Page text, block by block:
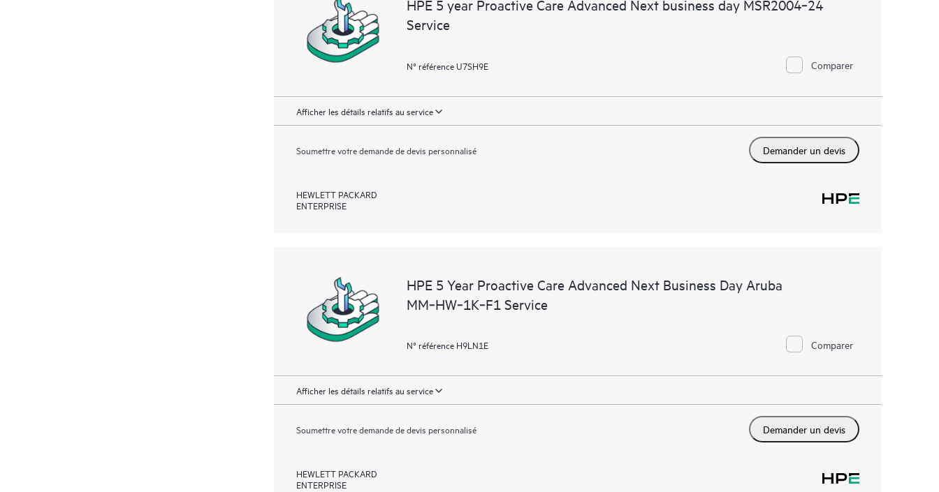
HPE 5 year Proactive Care Advanced Next business day MSR2004‑24
Service
N° référence U7SH9E Comparer
Afficher les détails relatifs au service
Soumettre votre demande de devis personnalisé Demander un devis
HEWLETT PACKARD
ENTERPRISE
HPE 5 Year Proactive Care Advanced Next Business Day Aruba
MM‑HW‑1K‑F1 Service
N° référence H9LN1E Comparer
Afficher les détails relatifs au service
Soumettre votre demande de devis personnalisé Demander un devis
HEWLETT PACKARD
ENTERPRISE